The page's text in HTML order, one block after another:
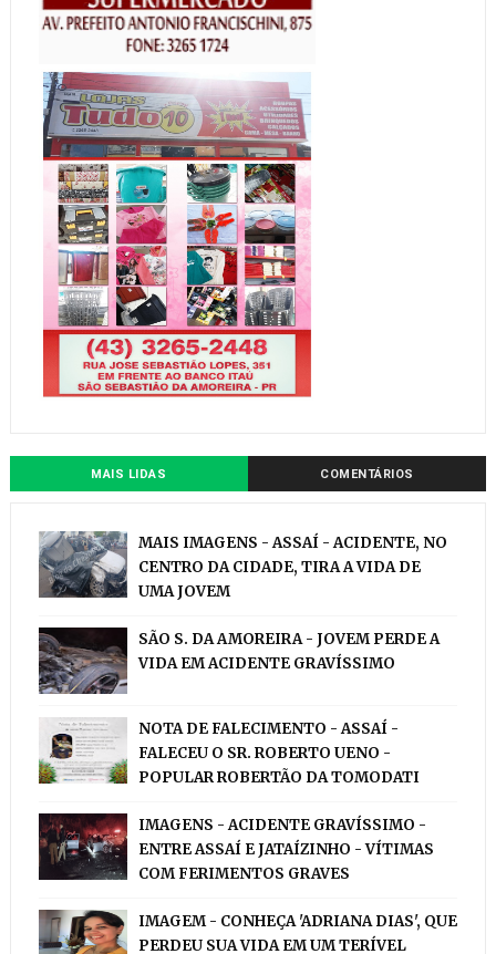
MAIS LIDAS COMENTÁRIOS
MAIS IMAGENS - ASSAÍ - ACIDENTE, NO
CENTRO DA CIDADE, TIRA A VIDA DE
UMA JOVEM
SÃO S. DA AMOREIRA - JOVEM PERDE A
VIDA EM ACIDENTE GRAVÍSSIMO
NOTA DE FALECIMENTO - ASSAÍ -
FALECEU O SR. ROBERTO UENO -
POPULAR ROBERTÃO DA TOMODATI
IMAGENS - ACIDENTE GRAVÍSSIMO -
ENTRE ASSAÍ E JATAÍZINHO - VÍTIMAS
COM FERIMENTOS GRAVES
IMAGEM - CONHEÇA 'ADRIANA DIAS', QUE
PERDEU SUA VIDA EM UM TERÍVEL